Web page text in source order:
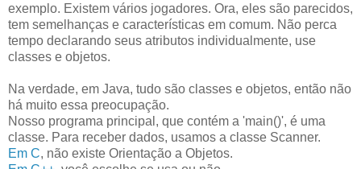
exemplo. Existem vários jogadores. Ora, eles são parecidos,
tem semelhanças e características em comum. Não perca
tempo declarando seus atributos individualmente, use
classes e objetos.
Na verdade, em Java, tudo são classes e objetos, então não
há muito essa preocupação.
Nosso programa principal, que contém a 'main()', é uma
classe. Para receber dados, usamos a classe Scanner.
Em C, não existe Orientação a Objetos.